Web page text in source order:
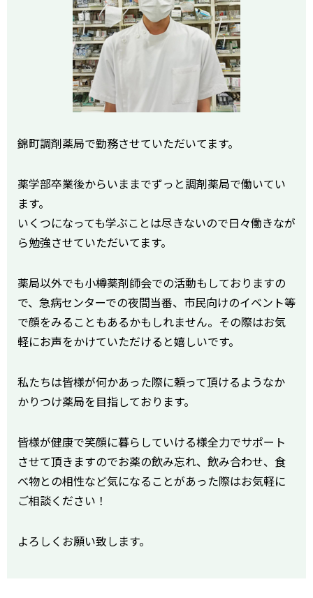
錦町調剤薬局で勤務させていただいてます。
薬学部卒業後からいままでずっと調剤薬局で働いてい
ます。
いくつになっても学ぶことは尽きないので日々働きなが
ら勉強させていただいてます。
薬局以外でも小樽薬剤師会での活動もしておりますの
で、急病センターでの夜間当番、市民向けのイベント等
で顔をみることもあるかもしれません。その際はお気
軽にお声をかけていただけると嬉しいです。
私たちは皆様が何かあった際に頼って頂けるようなか
かりつけ薬局を目指しております。
皆様が健康で笑顔に暮らしていける様全力でサポート
させて頂きますのでお薬の飲み忘れ、飲み合わせ、食
べ物との相性など気になることがあった際はお気軽に
ご相談ください！
よろしくお願い致します。